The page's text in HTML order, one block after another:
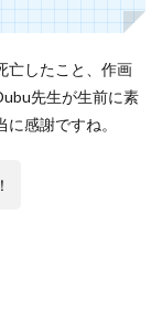
亡したこと、作画
先生が生前に素
感謝ですね。